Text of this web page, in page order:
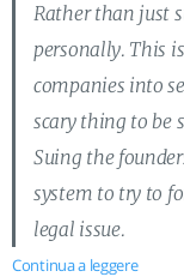
Rather than just
personally. This
companies into
scary thing to be
Suing the
system to try to
legal issue.
Continua a leggere